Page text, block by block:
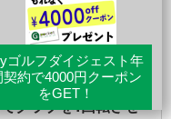
ト
レッスン
2026.08.06
クラブを1回転させ